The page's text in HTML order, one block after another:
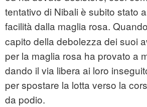
tentativo di Nibali è subito stato
facilità dalla maglia rosa. Quando
capito della debolezza dei suoi
per la maglia rosa ha provato a
dando il via libera ai loro
per spostare la lotta verso la
da podio.